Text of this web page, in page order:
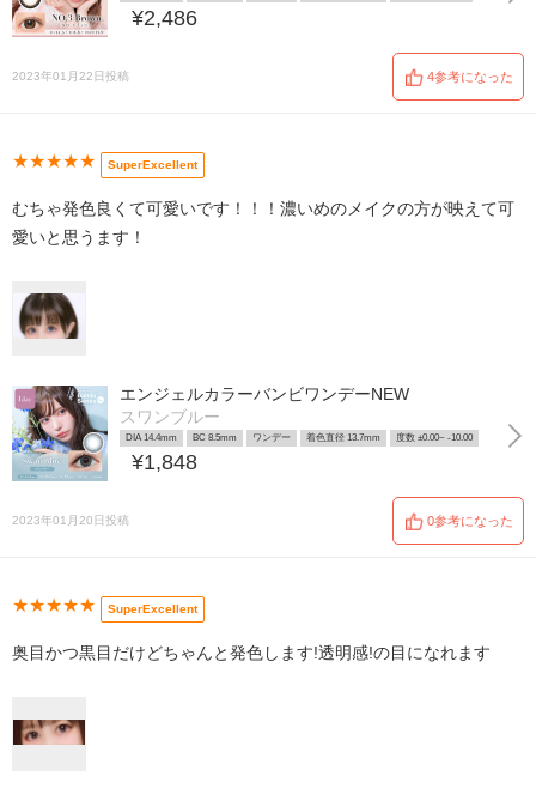
¥2,486
2023年01月22日投稿 4参考になった
★★★★★ SuperExcellent
むちゃ発色良くて可愛いです！！！濃いめのメイクの方が映えて可
愛いと思うます！
エンジェルカラーバンビワンデーNEW
スワンブルー
DIA 14.4mm BC 8.5mm ワンデー 着色直径 13.7mm 度数 ±0.00~ -10.00
¥1,848
2023年01月20日投稿 0参考になった
★★★★★ SuperExcellent
奥目かつ黒目だけどちゃんと発色します!透明感!の目になれます